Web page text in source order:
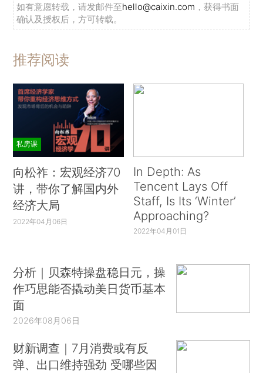
如有意愿转载，请发邮件至hello@caixin.com ，获得书面
确认及授权后，方可转载。
推荐阅读
私房课
向松祚：宏观经济70
讲，带你了解国内外
经济大局
2022年04月06日
In Depth: As
Tencent Lays Off
Staff, Is Its ‘Winter’
Approaching?
2022年04月01日
分析｜贝森特操盘稳日元，操
作巧思能否撬动美日货币基本
面
2026年08月06日
财新调查｜7月消费或有反
弹、出口维持强劲 受哪些因